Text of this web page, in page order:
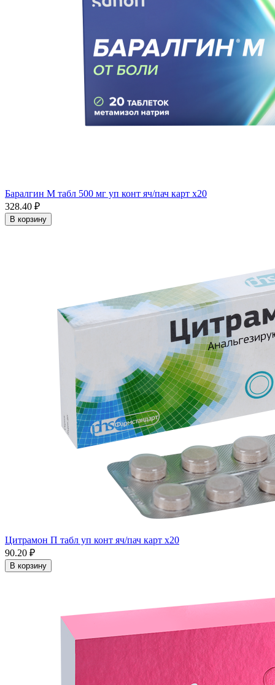
Баралгин М табл 500 мг уп конт яч/пач карт x20
328.40 ₽
В корзину
Цитрамон П табл уп конт яч/пач карт x20
90.20 ₽
В корзину